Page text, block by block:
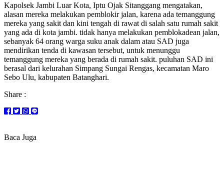
Kapolsek Jambi Luar Kota, Iptu Ojak Sitanggang mengatakan,
alasan mereka melakukan pemblokir jalan, karena ada temanggung
mereka yang sakit dan kini tengah di rawat di salah satu rumah sakit
yang ada di kota jambi. tidak hanya melakukan pemblokadean jalan,
sebanyak 64 orang warga suku anak dalam atau SAD juga
mendirikan tenda di kawasan tersebut, untuk menunggu
temanggung mereka yang berada di rumah sakit. puluhan SAD ini
berasal dari kelurahan Simpang Sungai Rengas, kecamatan Maro
Sebo Ulu, kabupaten Batanghari.
Share :
Baca Juga